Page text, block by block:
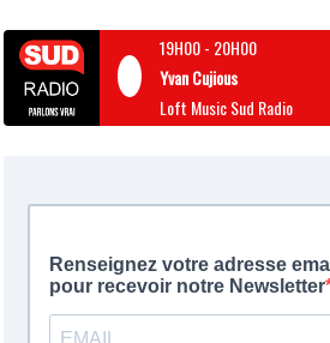
19H00- 20H00
Yvan Cujious
Loft Music Sud Radio